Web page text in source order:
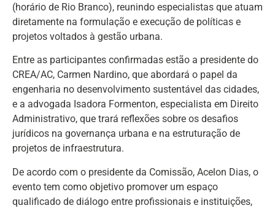
(horário de Rio Branco), reunindo especialistas que atuam
diretamente na formulação e execução de políticas e
projetos voltados à gestão urbana.
Entre as participantes confirmadas estão a presidente do
CREA/AC, Carmen Nardino, que abordará o papel da
engenharia no desenvolvimento sustentável das cidades,
e a advogada Isadora Formenton, especialista em Direito
Administrativo, que trará reflexões sobre os desafios
jurídicos na governança urbana e na estruturação de
projetos de infraestrutura.
De acordo com o presidente da Comissão, Acelon Dias, o
evento tem como objetivo promover um espaço
qualificado de diálogo entre profissionais e instituições,